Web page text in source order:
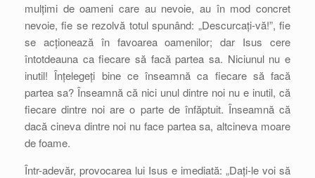
mulțimi de oameni care au nevoie, au în mod concret
nevoie, fie se rezolvă totul spunând: „Descurcați-vă!”, fie
se acționează în favoarea oamenilor; dar Isus cere
întotdeauna ca fiecare să facă partea sa. Niciunul nu e
inutil! Înțelegeți bine ce înseamnă ca fiecare să facă
partea sa? Înseamnă că nici unul dintre noi nu e inutil, că
fiecare dintre noi are o parte de înfăptuit. Înseamnă că
dacă cineva dintre noi nu face partea sa, altcineva moare
de foame.
Într-adevăr, provocarea lui Isus e imediată: „Dați-le voi să